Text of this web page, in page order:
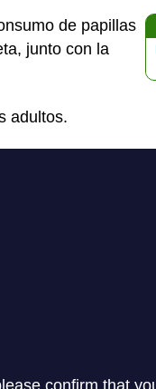
de papillas
junto con la
adultos.